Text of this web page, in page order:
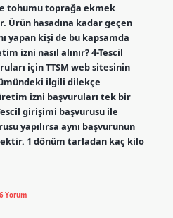
tohumu toprağa ekmek
Ürün hasadına kadar geçen
yapan kişi de bu kapsamda
izni nasıl alınır? 4-Tescil
için TTSM web sitesinin
ilgili dilekçe
izni başvuruları tek bir
girişimi başvurusu ile
yapılırsa aynı başvurunun
1 dönüm tarladan kaç kilo
6 Yorum